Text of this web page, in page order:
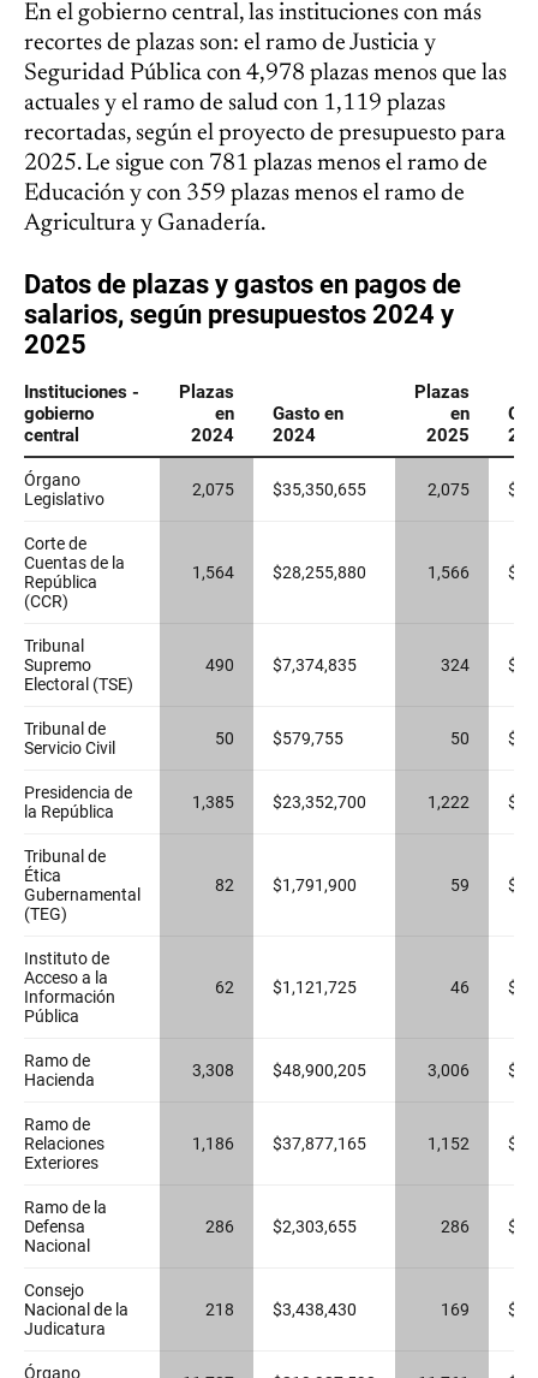
En el gobierno central, las instituciones con más
recortes de plazas son: el ramo de Justicia y
Seguridad Pública con 4,978 plazas menos que las
actuales y el ramo de salud con 1,119 plazas
recortadas, según el proyecto de presupuesto para
2025. Le sigue con 781 plazas menos el ramo de
Educación y con 359 plazas menos el ramo de
Agricultura y Ganadería.